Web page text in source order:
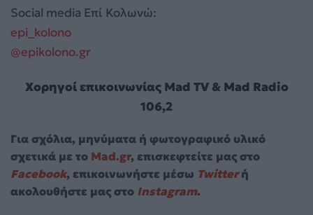
Social media Επί Κολωνώ:
epi_kolono
@epikolono.gr
Χορηγοί επικοινωνίας Mad TV & Mad Radio
106,2
Για σχόλια, μηνύματα ή φωτογραφικό υλικό
σχετικά με το Mad.gr, επισκεφτείτε μας στο
Facebook, επικοινωνήστε μέσω Twitterή
ακολουθήστε μας στο Instagram.